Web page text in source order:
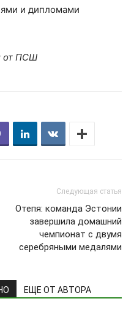
и дипломами
от ПСШ
Следующая статья
Отепя: команда Эстонии
завершила домашний
чемпионат с двумя
серебряными медалями
ЕЩЕ ОТ АВТОРА